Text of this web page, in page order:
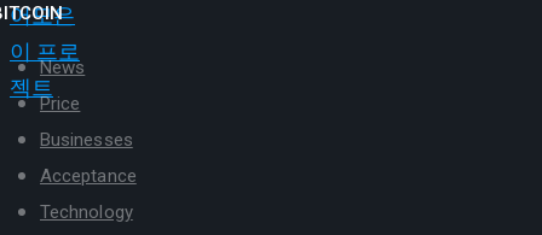
News
Price
Businesses
Acceptance
Technology